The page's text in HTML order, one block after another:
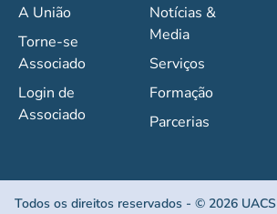
A União
Torne-se
Associado
Login de
Associado
Notícias &
Media
Serviços
Formação
Parcerias
Todos os direitos reservados - © 2026 UACS